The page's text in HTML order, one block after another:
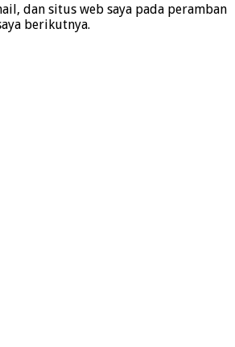
dan situs web saya pada peramban
berikutnya.